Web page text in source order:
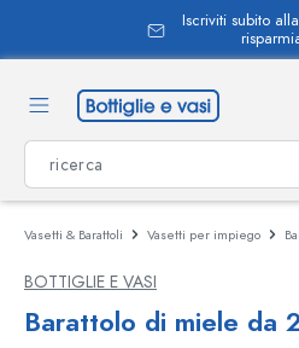
Iscriviti subito
Vasetti & Barattoli Vasetti per impiego
BOTTIGLIE E VASI
Barattolo di miele da